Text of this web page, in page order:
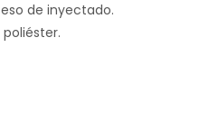
de inyectado.
poliéster.